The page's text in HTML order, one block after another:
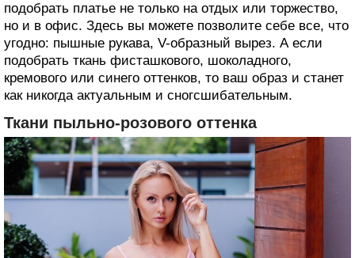
подобрать платье не только на отдых или торжество,
но и в офис. Здесь вы можете позволите себе все, что
угодно: пышные рукава, V-образный вырез. А если
подобрать ткань фисташкового, шоколадного,
кремового или синего оттенков, то ваш образ и станет
как никогда актуальным и сногсшибательным.
Ткани пыльно-розового оттенка